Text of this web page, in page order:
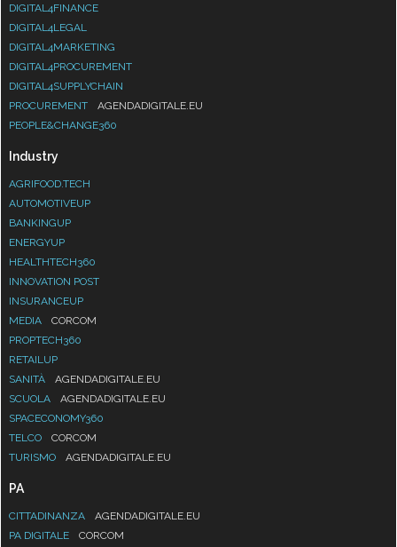
DIGITAL4FINANCE
DIGITAL4LEGAL
DIGITAL4MARKETING
DIGITAL4PROCUREMENT
DIGITAL4SUPPLYCHAIN
PROCUREMENT
AGENDADIGITALE.EU
PEOPLE&CHANGE360
Industry
AGRIFOOD.TECH
AUTOMOTIVEUP
BANKINGUP
ENERGYUP
HEALTHTECH360
INNOVATION POST
INSURANCEUP
MEDIA
CORCOM
PROPTECH360
RETAILUP
SANITÀ
AGENDADIGITALE.EU
SCUOLA
AGENDADIGITALE.EU
SPACECONOMY360
TELCO
CORCOM
TURISMO
AGENDADIGITALE.EU
PA
CITTADINANZA
AGENDADIGITALE.EU
PA DIGITALE
CORCOM